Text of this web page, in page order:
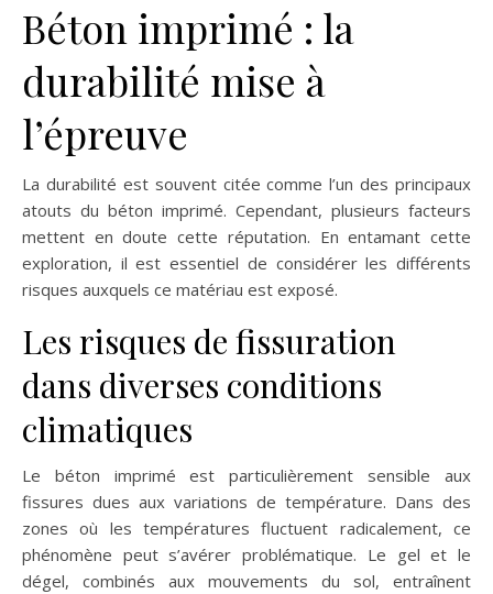
Béton imprimé : la
durabilité mise à
l’épreuve
La durabilité est souvent citée comme l’un des principaux
atouts du béton imprimé. Cependant, plusieurs facteurs
mettent en doute cette réputation. En entamant cette
exploration, il est essentiel de considérer les différents
risques auxquels ce matériau est exposé.
Les risques de fissuration
dans diverses conditions
climatiques
Le béton imprimé est particulièrement sensible aux
fissures dues aux variations de température. Dans des
zones où les températures fluctuent radicalement, ce
phénomène peut s’avérer problématique. Le gel et le
dégel, combinés aux mouvements du sol, entraînent